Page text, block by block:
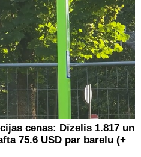
cenas: Dīzelis 1.817 un
75.6 USD par barelu (+